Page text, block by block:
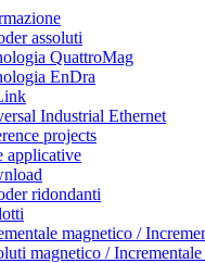
assoluti
QuattroMag
EnDra
Industrial Ethernet
projects
applicative
ridondanti
magnetico /
magnetico /